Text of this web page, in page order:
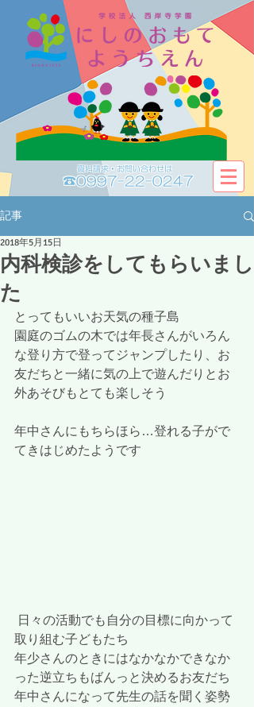
資料請求・お問い合わせは​​
☎0997-22-0247
記事
内科検診をしてもらいまし
た
2018年5月15日
とってもいいお天気の種子島
園庭のゴムの木では年長さんがいろん
な登り方で登ってジャンプしたり、お
友だちと一緒に気の上で遊んだりとお
外あそびもとても楽しそう
年中さんにもちらほら…登れる子がで
てきはじめたようです
取り組む子どもたち
年少さんのときにはなかなかできなか
った逆立ちもばんっと決めるお友だち
年中さんになって先生の話を聞く姿勢